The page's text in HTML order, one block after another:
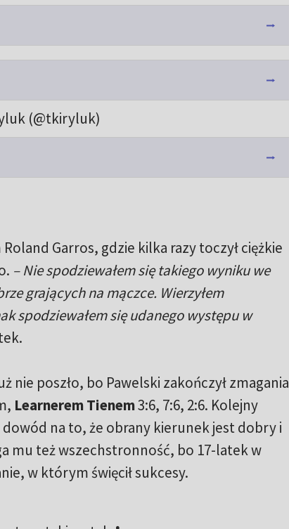
(@tkiryluk)
Garros, gdzie kilka razy toczył ciężkie
– Nie spodziewałem się takiego wyniku we
grających na mączce. Wierzyłem
spodziewałem się udanego występu w
poszło, bo Pawelski zakończył zmagania
Learnerem Tienem3:6, 7:6, 2:6. Kolejny
na to, że obrany kierunek jest dobry i
mu też wszechstronność, bo 17-latek w
w którym święcił sukcesy.